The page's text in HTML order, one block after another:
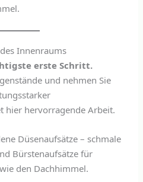
Innenraums
erste Schritt.
und nehmen Sie
hier hervorragende Arbeit.
Düsenaufsätze – schmale
Bürstenaufsätze für
den Dachhimmel.